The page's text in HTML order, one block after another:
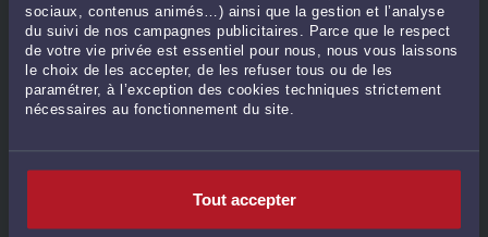
sociaux, contenus animés…) ainsi que la gestion et l’analyse
du suivi de nos campagnes publicitaires. Parce que le respect
de votre vie privée est essentiel pour nous, nous vous laissons
le choix de les accepter, de les refuser tous ou de les
paramétrer, à l’exception des cookies techniques strictement
nécessaires au fonctionnement du site.
Tout accepter
DOMAINES DE COMPÉTENCE
Maître Marin, avocat au barreau de Toulouse, intervient dans
les domaines suivants dans le cadre de mandats de conseil
et de représentation devant les tribunaux :
DROIT DE LA SÉCURITÉ SOCIALE